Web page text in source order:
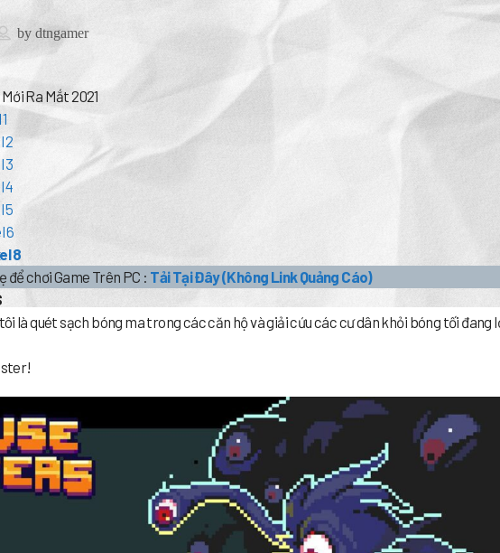
by dtngamer
Ra Mắt 2021
2
3
4
5
6
8
để chơi Game Trên PC : Tải Tại Đây (Không Link Quảng Cáo)
là quét sạch bóng ma trong các căn hộ và giải cứu các cư dân khỏi bóng tối đang